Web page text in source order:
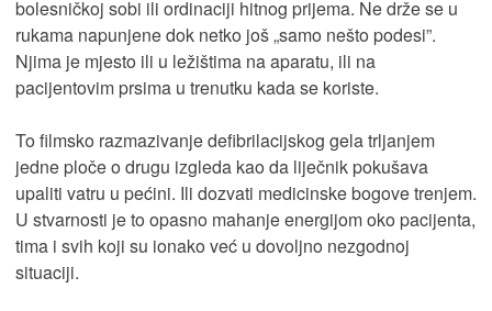
bolesničkoj sobi ili ordinaciji hitnog prijema. Ne drže se u
rukama napunjene dok netko još „samo nešto podesi”.
Njima je mjesto ili u ležištima na aparatu, ili na
pacijentovim prsima u trenutku kada se koriste.
To filmsko razmazivanje defibrilacijskog gela trljanjem
jedne ploče o drugu izgleda kao da liječnik pokušava
upaliti vatru u pećini. Ili dozvati medicinske bogove trenjem.
U stvarnosti je to opasno mahanje energijom oko pacijenta,
tima i svih koji su ionako već u dovoljno nezgodnoj
situaciji.